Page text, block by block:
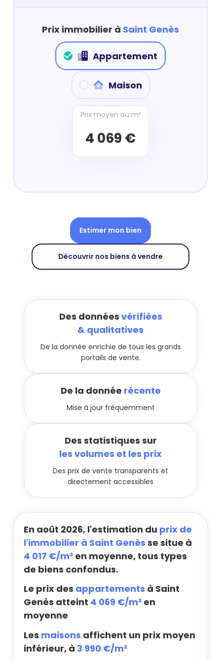
Prix immobilier à Saint Genès
Appartement
Maison
Prix moyen au m²
4 069 €
Estimer mon bien
Découvrir nos biens à vendre
Des données vérifiées
& qualitatives
De la donnée enrichie de tous les grands
portails de vente.
De la donnée récente
Mise à jour fréquemment
Des statistiques sur
les volumes et les prix
Des prix de vente transparents et
directement accessibles
En août 2026, l'estimation du prix de
l'immobilier à Saint Genès se situe à
4 017 €/m² en moyenne, tous types
de biens confondus.
Le prix des appartements à Saint
Genès atteint 4 069 €/m² en
moyenne
Les maisons affichent un prix moyen
inférieur, à 3 990 €/m²